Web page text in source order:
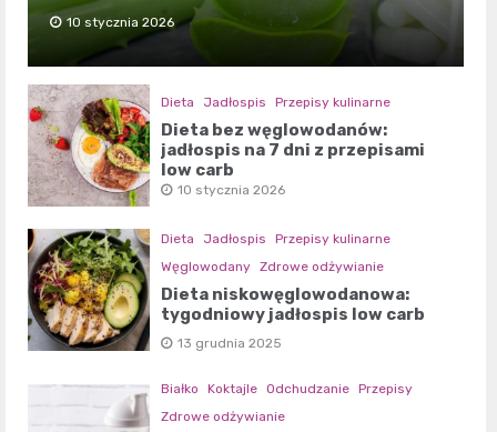
10 stycznia 2026
Dieta Jadłospis Przepisy kulinarne
Dieta bez węglowodanów:
jadłospis na 7 dni z przepisami
low carb
10 stycznia 2026
Dieta Jadłospis
Przepisy kulinarne
Węglowodany Zdrowe odżywianie
Dieta niskowęglowodanowa:
tygodniowy jadłospis low carb
13 grudnia 2025
Białko Koktajle Odchudzanie Przepisy
Zdrowe odżywianie